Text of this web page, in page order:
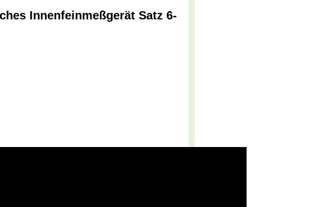
Innenfeinmeßgerät Satz 6-